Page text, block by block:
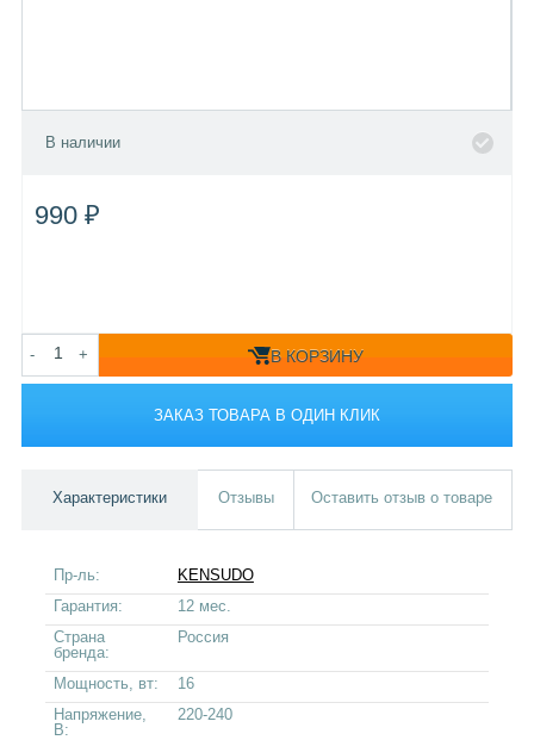
В наличии
990 ₽
- + В КОРЗИНУ
ЗАКАЗ ТОВАРА В ОДИН КЛИК
Характеристики Отзывы Оставить отзыв о товаре
Пр-ль:
KENSUDO
Гарантия:
12 мес.
Страна
бренда:
Россия
Мощность, вт:
16
Напряжение,
В:
220-240